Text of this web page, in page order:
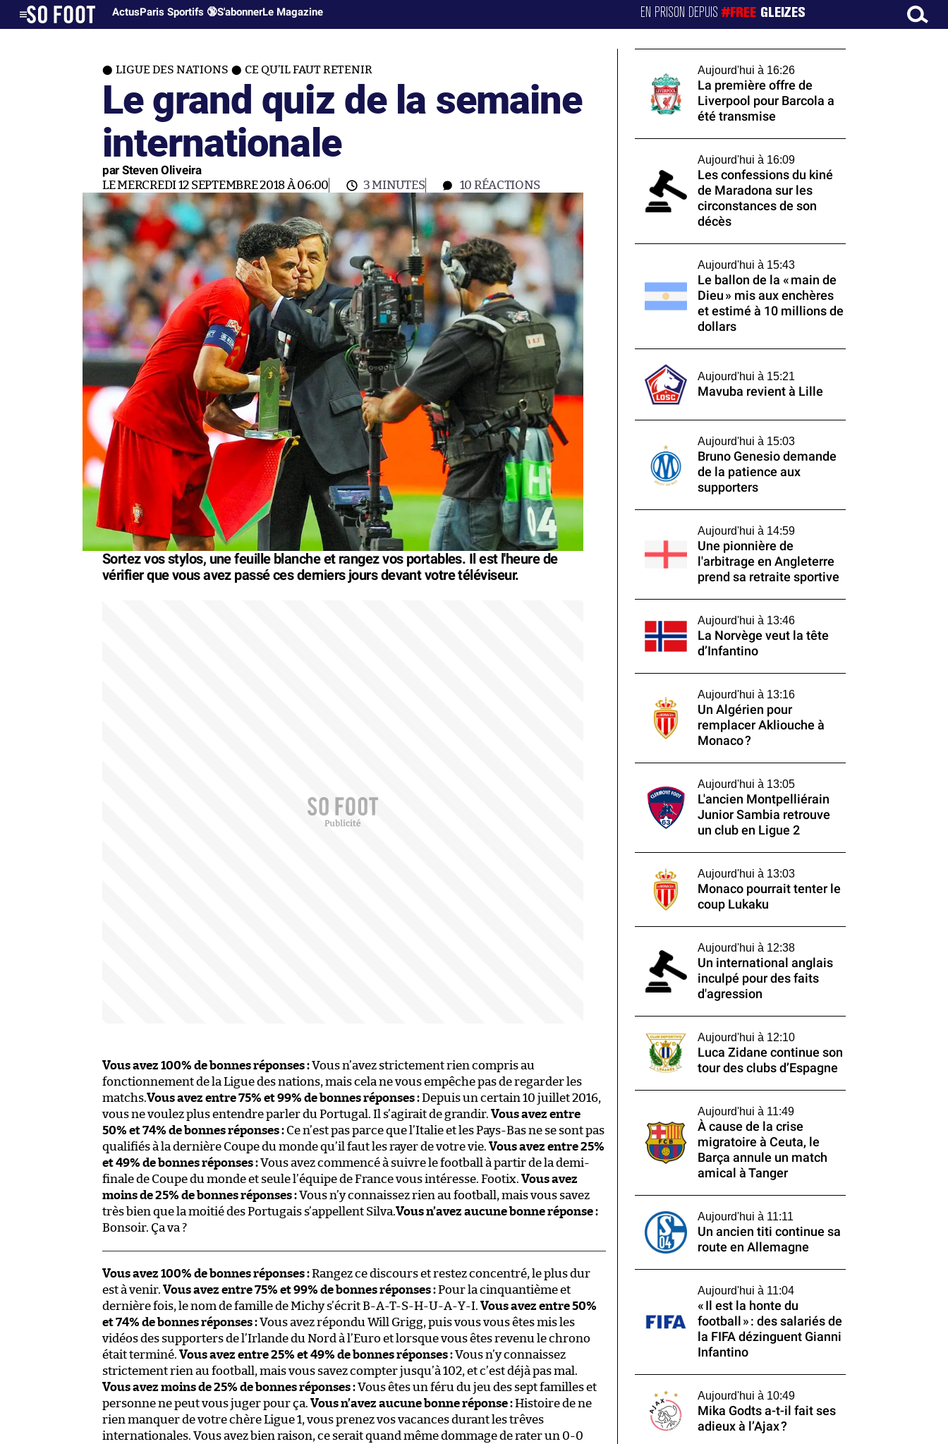
ActusParis Sportifs 🔞S'abonnerLe Magazine EN PRISON DEPUIS#FREE GLEIZES
LIGUE DES NATIONS CE QU’IL FAUT RETENIR
Le grand quiz de la semaine
internationale
par Steven Oliveira
LE MERCREDI 12 SEPTEMBRE 2018 À 06:00 3 MINUTES 10 RÉACTIONS
Sortez vos stylos, une feuille blanche et rangez vos portables. Il est l'heure de
vérifier que vous avez passé ces derniers jours devant votre téléviseur.
Vous avez 100% de bonnes réponses :Vous n’avez strictement rien compris au
fonctionnement de la Ligue des nations, mais cela ne vous empêche pas de regarder les
matchs.Vous avez entre 75% et 99% de bonnes réponses :Depuis un certain 10 juillet 2016,
vous ne voulez plus entendre parler du Portugal. Il s’agirait de grandir. Vous avez entre
50% et 74% de bonnes réponses : Ce n’est pas parce que l’Italie et les Pays-Bas ne se sont pas
qualifiés à la dernière Coupe du monde qu’il faut les rayer de votre vie. Vous avez entre 25%
et 49% de bonnes réponses :Vous avez commencé à suivre le football à partir de la demi-
finale de Coupe du monde et seule l’équipe de France vous intéresse. Footix. Vous avez
moins de 25% de bonnes réponses :Vous n’y connaissez rien au football, mais vous savez
très bien que la moitié des Portugais s’appellent Silva.Vous n’avez aucune bonne réponse :
Bonsoir. Ça va ?
Vous avez 100% de bonnes réponses :Rangez ce discours et restez concentré, le plus dur
est à venir. Vous avez entre 75% et 99% de bonnes réponses :Pour la cinquantième et
dernière fois, le nom de famille de Michy s’écrit B-A-T-S-H-U-A-Y-I. Vous avez entre 50%
et 74% de bonnes réponses :Vous avez répondu Will Grigg, puis vous vous êtes mis les
vidéos des supporters de l’Irlande du Nord à l’Euro et lorsque vous êtes revenu le chrono
était terminé. Vous avez entre 25% et 49% de bonnes réponses :Vous n’y connaissez
strictement rien au football, mais vous savez compter jusqu’à 102, et c’est déjà pas mal.
Vous avez moins de 25% de bonnes réponses :Vous êtes un féru du jeu des sept familles et
personne ne peut vous juger pour ça. Vous n’avez aucune bonne réponse :Histoire de ne
rien manquer de votre chère Ligue 1, vous prenez vos vacances durant les trêves
internationales. Vous avez bien raison, ce serait quand même dommage de rater un 0-0
Aujourd'hui à 16:26
La première offre de
Liverpool pour Barcola a
été transmise
Aujourd'hui à 16:09
Les confessions du kiné
de Maradona sur les
circonstances de son
décès
Aujourd'hui à 15:43
Le ballon de la « main de
Dieu » mis aux enchères
et estimé à 10 millions de
dollars
Aujourd'hui à 15:21
Mavuba revient à Lille
Aujourd'hui à 15:03
Bruno Genesio demande
de la patience aux
supporters
Aujourd'hui à 14:59
Une pionnière de
l'arbitrage en Angleterre
prend sa retraite sportive
Aujourd'hui à 13:46
La Norvège veut la tête
d’Infantino
Aujourd'hui à 13:16
Un Algérien pour
remplacer Akliouche à
Monaco ?
Aujourd'hui à 13:05
L'ancien Montpelliérain
Junior Sambia retrouve
un club en Ligue 2
Aujourd'hui à 13:03
Monaco pourrait tenter le
coup Lukaku
Aujourd'hui à 12:38
Un international anglais
inculpé pour des faits
d'agression
Aujourd'hui à 12:10
Luca Zidane continue son
tour des clubs d’Espagne
Aujourd'hui à 11:49
À cause de la crise
migratoire à Ceuta, le
Barça annule un match
amical à Tanger
Aujourd'hui à 11:11
Un ancien titi continue sa
route en Allemagne
Aujourd'hui à 11:04
« Il est la honte du
football » : des salariés de
la FIFA dézinguent Gianni
Infantino
Aujourd'hui à 10:49
Mika Godts a-t-il fait ses
adieux à l’Ajax ?